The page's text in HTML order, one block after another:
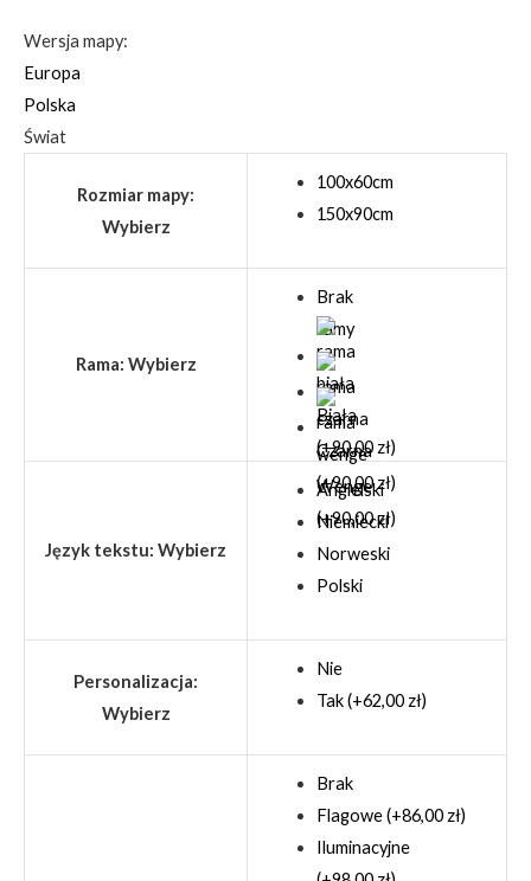
Wersja mapy:
Europa
Polska
Świat
Rozmiar mapy:
Wybierz
100x60cm
150x90cm
Rama: Wybierz
Brak
ramy
Biała
(+90,00 zł)
Czarna
(+90,00 zł)
Wenge
(+90,00 zł)
Język tekstu: Wybierz
Angielski
Niemiecki
Norweski
Polski
Personalizacja:
Wybierz
Nie
Tak (+62,00 zł)
Brak
Flagowe (+86,00 zł)
Iluminacyjne